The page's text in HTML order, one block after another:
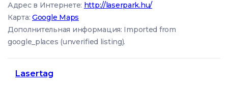
Адрес в Интернете: http://laserpark.hu/
Карта:Google Maps
Дополнительная информация: Imported from
google_places (unverified listing).
Lasertag